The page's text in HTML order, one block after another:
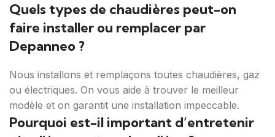
Quels types de chaudières peut-on
faire installer ou remplacer par
Depanneo ?
Nous installons et remplaçons toutes chaudières, gaz
ou électriques. On vous aide à trouver le meilleur
modèle et on garantit une installation impeccable.
Pourquoi est-il important d’entretenir